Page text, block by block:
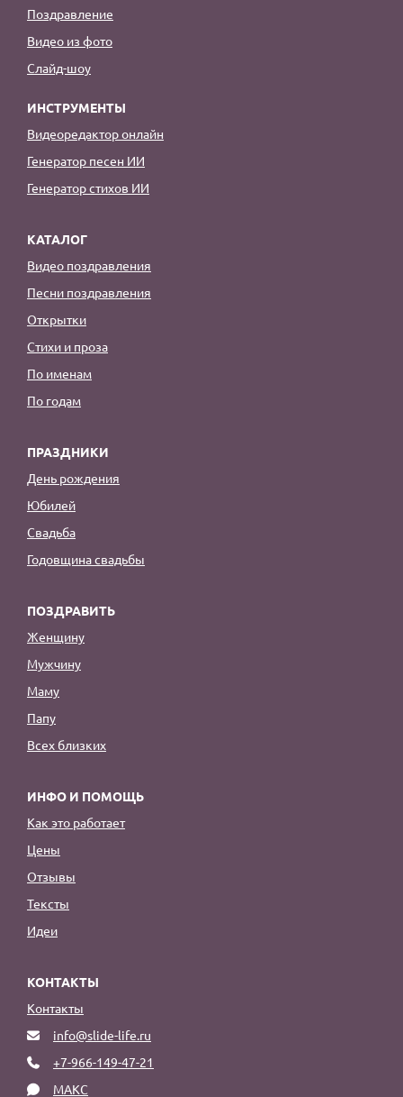
Поздравление
Видео из фото
Слайд-шоу
ИНСТРУМЕНТЫ
Видеоредактор онлайн
Генератор песен ИИ
Генератор стихов ИИ
КАТАЛОГ
Видео поздравления
Песни поздравления
Открытки
Стихи и проза
По именам
По годам
ПРАЗДНИКИ
День рождения
Юбилей
Свадьба
Годовщина свадьбы
ПОЗДРАВИТЬ
Женщину
Мужчину
Маму
Папу
Всех близких
ИНФО И ПОМОЩЬ
Как это работает
Цены
Отзывы
Тексты
Идеи
КОНТАКТЫ
Контакты
info@slide-life.ru
+7-966-149-47-21
МАКС